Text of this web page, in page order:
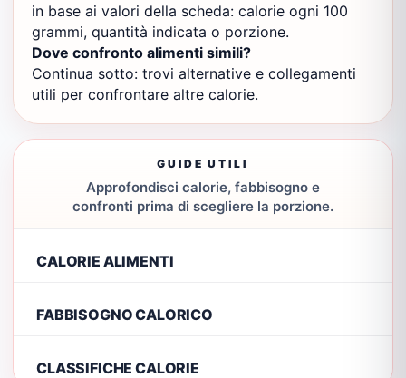
in base ai valori della scheda: calorie ogni 100
grammi, quantità indicata o porzione.
Dove confronto alimenti simili?
Continua sotto: trovi alternative e collegamenti
utili per confrontare altre calorie.
GUIDE UTILI
Approfondisci calorie, fabbisogno e
confronti prima di scegliere la porzione.
CALORIE ALIMENTI
FABBISOGNO CALORICO
CLASSIFICHE CALORIE